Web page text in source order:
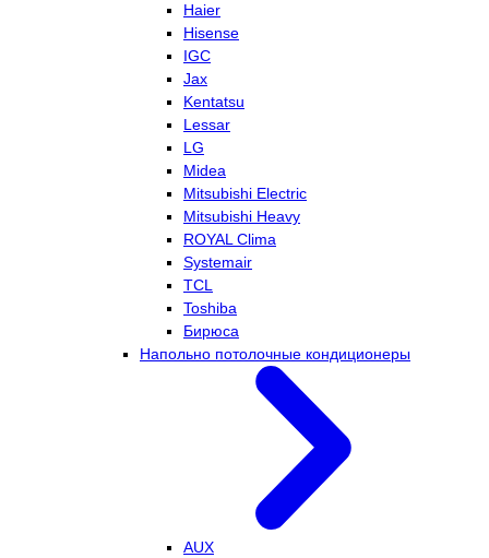
Haier
Hisense
IGC
Jax
Kentatsu
Lessar
LG
Midea
Mitsubishi Electric
Mitsubishi Heavy
ROYAL Clima
Systemair
TCL
Toshiba
Бирюса
Напольно потолочные кондиционеры
AUX